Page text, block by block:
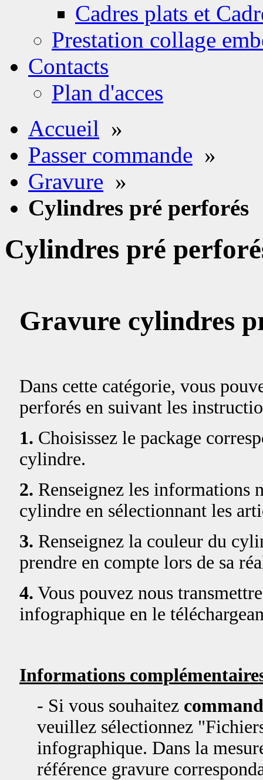
Cadres plats et
Prestation collage
Contacts
Plan d'acces
Accueil »
Passer commande »
Gravure »
Cylindres pré perforés
Cylindres pré
Gravure cylindres
Dans cette catégorie, vous
perforés en suivant les
1. Choisissez le package
cylindre.
2. Renseignez les informations
cylindre en sélectionnant les
3. Renseignez la couleur du
prendre en compte lors de sa
4. Vous pouvez nous
infographique en le
Informations
- Si vous souhaitez
veuillez sélectionnez
infographique. Dans la
référence gravure